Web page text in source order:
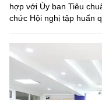
hợp với Ủy ban Tiêu
chức Hội nghị tập huấn